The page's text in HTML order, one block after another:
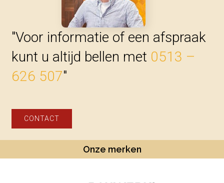
"Voor informatie of een afspraak
kunt u altijd bellen met 0513 –
626 507"
CONTACT
Onze merken